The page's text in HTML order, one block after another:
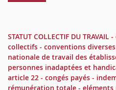
STATUT COLLECTIF DU
collectifs - conventions
nationale de travail des
personnes inadaptées et
article 22 - congés payés -
rémunération totale -